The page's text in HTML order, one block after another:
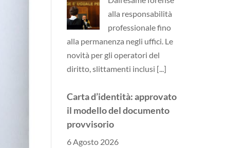
alla responsabilità
professionale fino
alla permanenza negli uffici. Le
novità per gli operatori del
diritto, slittamenti inclusi [...]
Carta d’identità: approvato
il modello del documento
provvisorio
6 Agosto 2026